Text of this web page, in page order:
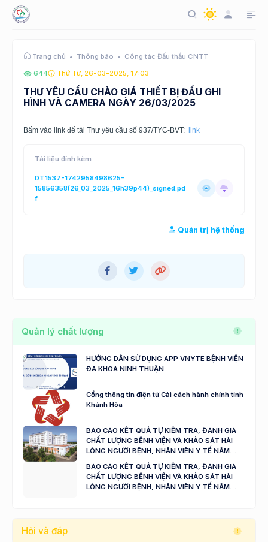
Trang chủ Thông báo Công tác Đấu thầu CNTT
644 Thứ Tư, 26-03-2025, 17:03
THƯ YÊU CẦU CHÀO GIÁ THIẾT BỊ ĐẦU GHI
HÌNH VÀ CAMERA NGÀY 26/03/2025
Bấm vào link để tải Thư yêu cầu số 937/TYC-BVT: link
Tài liệu đính kèm
DT1537-1742958498625-
15856358(26_03_2025_16h39p44)_signed.pd
f
Quản trị hệ thống
Quản lý chất lượng
HƯỚNG DẪN SỬ DỤNG APP VNYTE BỆNH VIỆN
ĐA KHOA NINH THUẬN
Cổng thông tin điện tử Cải cách hành chính tỉnh
Khánh Hòa
BÁO CÁO KẾT QUẢ TỰ KIỂM TRA, ĐÁNH GIÁ
CHẤT LƯỢNG BỆNH VIỆN VÀ KHẢO SÁT HÀI
LÒNG NGƯỜI BỆNH, NHÂN VIÊN Y TẾ NĂM
2024 - 2025
BÁO CÁO KẾT QUẢ TỰ KIỂM TRA, ĐÁNH GIÁ
CHẤT LƯỢNG BỆNH VIỆN VÀ KHẢO SÁT HÀI
LÒNG NGƯỜI BỆNH, NHÂN VIÊN Y TẾ NĂM
Hỏi và đáp